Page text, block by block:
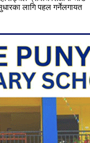
लागि पहल गर्नेलगायत